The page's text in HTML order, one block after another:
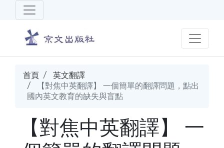
首頁
英文翻譯
【對焦中英翻譯】 一個簡單的翻譯問題，點出
國內英文教育的缺失與盲點
【對焦中英翻譯】 一